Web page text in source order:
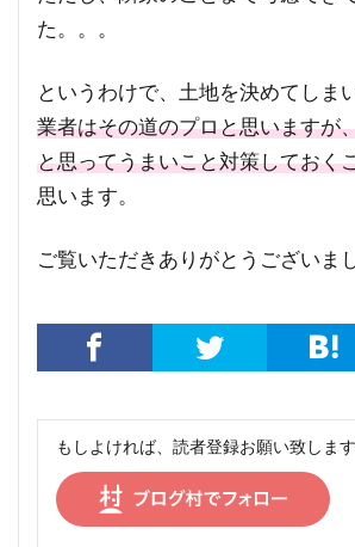
た。。。
というわけで、土地を決めてしま
業者はその道のプロと思いますが
と思ってうまいこと対策しておく
思います。
ご覧いただきありがとうございまし
もしよければ、読者登録お願い致します